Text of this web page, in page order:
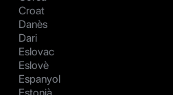
Croat
Danès
Dari
Eslovac
Eslovè
Espanyol